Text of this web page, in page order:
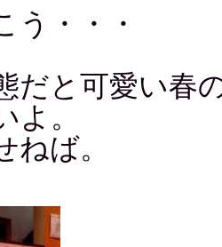
う・・・
だと可愛い春
よ。
ねば。